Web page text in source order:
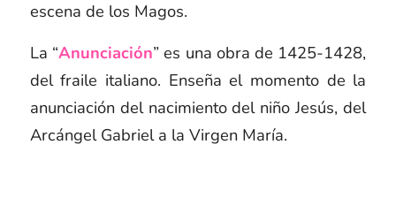
escena de los Magos.
La “Anunciación” es una obra de 1425-1428,
del fraile italiano. Enseña el momento de la
anunciación del nacimiento del niño Jesús, del
Arcángel Gabriel a la Virgen María.